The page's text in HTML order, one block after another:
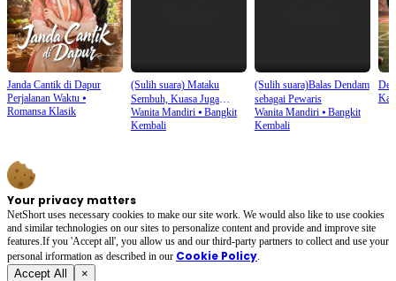
Janda Cantik di Dapur
Perjalanan Waktu ⦁
Romansa Klasik
(Sulih suara) Mataku
Sembuh, Kuasa Juga
Kembali
Wanita Mandiri⦁ Bangkit
Kembali
(Sulih suara)Balas Dendam
sebagai Pewaris
Wanita Mandiri⦁ Bangkit
Kembali
Your privacy matters
NetShort uses necessary cookies to make our site work. We would also like to use cookies
and similar technologies on our sites to personalize content and provide and improve site
features.If you 'Accept all', you allow us and our third-party partners to collect and use your
personal irformation as described in our Cookie Policy.
Accept All ×